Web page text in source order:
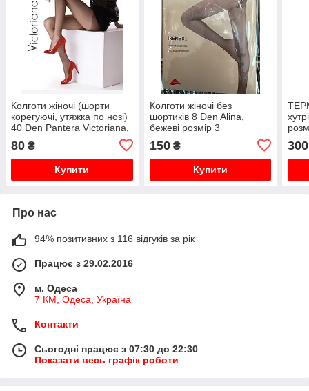
Колготи жіночі (шорти
корегуючі, утяжка по нозі)
40 Den Pantera Victoriana,
80 ₴
Купити
Колготи жіночі без
шортиків 8 Den Alina,
бежеві розмір 3
150₴
Купити
300
Про нас
94% позитивних з 116 відгуків за рік
Працює з 29.02.2016
м. Одеса
7 КМ, Одеса, Україна
Контакти
Сьогодні працює з 07:30 до 22:30
Показати весь графік роботи